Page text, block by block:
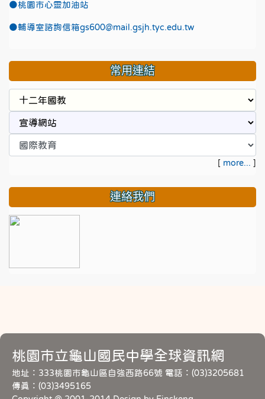
●桃園市心靈加油站
●輔導室諮詢信箱gs600@mail.gsjh.tyc.edu.tw
常用連結
[ more... ]
連絡我們
桃園市立龜山國民中學全球資訊網
地址：333桃園市龜山區自強西路66號 電話：(03)3205681
傳真：(03)3495165